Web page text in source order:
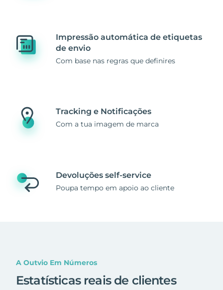
Impressão automática de etiquetas
de envio
Com base nas regras que definires
Tracking e Notificações
Com a tua imagem de marca
Devoluções self-service
Poupa tempo em apoio ao cliente
A Outvio Em Números
Estatísticas reais de clientes